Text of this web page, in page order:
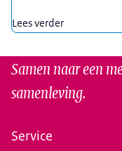
Lees verder
Samen naar een
samenleving.
Service